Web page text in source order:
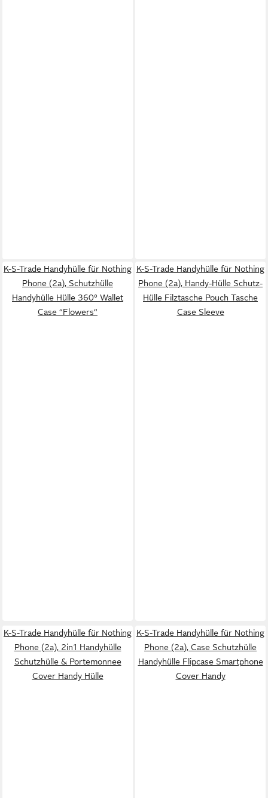
K-S-Trade Handyhülle für Nothing
Phone (2a), Schutzhülle
Handyhülle Hülle 360° Wallet
Case “Flowers“
K-S-Trade Handyhülle für Nothing
Phone (2a), Handy-Hülle Schutz-
Hülle Filztasche Pouch Tasche
Case Sleeve
K-S-Trade Handyhülle für Nothing
Phone (2a), 2in1 Handyhülle
Schutzhülle & Portemonnee
Cover Handy Hülle
K-S-Trade Handyhülle für Nothing
Phone (2a), Case Schutzhülle
Handyhülle Flipcase Smartphone
Cover Handy